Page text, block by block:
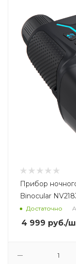
Прибор
Binocular
Достаточно
4 999 руб./